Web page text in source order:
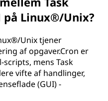
på Linux®/Unix?
Unix tjener
af opgaver.Cron er
mens Task
vifte af handlinger,
(GUI) -